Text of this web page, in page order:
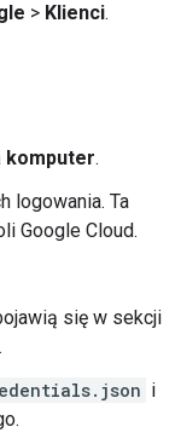
> Klienci.
komputer.
logowania. Ta
Google Cloud.
się w sekcji
i